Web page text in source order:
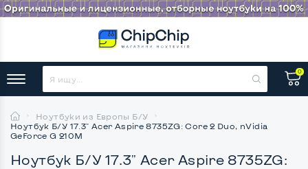
0
Ноутбуки из Европы Б/У
Ноутбук Б/У 17.3" Acer Aspire 8735ZG: Core 2 Duo, nVidia
GeForce G 210M
Ноутбук Б/У 17.3" Acer Aspire 8735ZG: